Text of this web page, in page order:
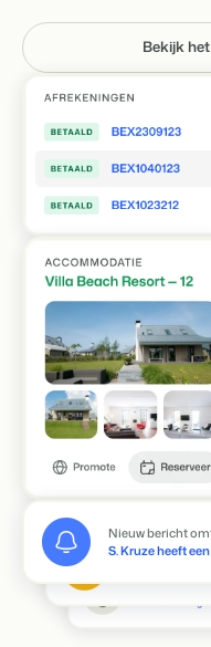
Bekijk
Nieuw bericht
S. Kruze heeft
Nieuw bericht